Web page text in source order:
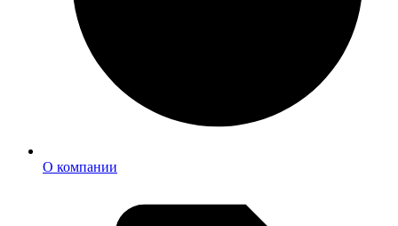
О компании